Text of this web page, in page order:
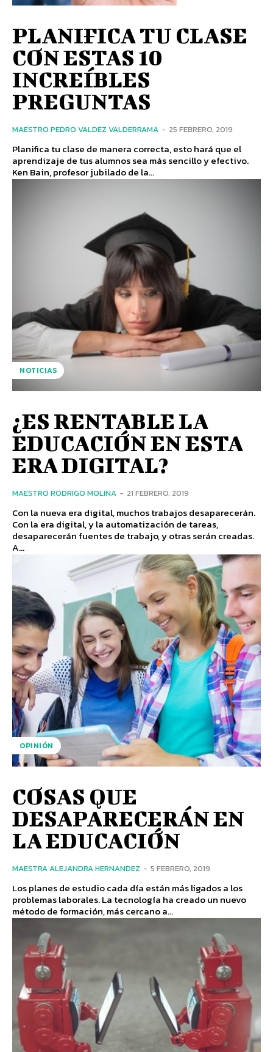
PLANIFICA TU CLASE
CON ESTAS 10
INCREÍBLES
PREGUNTAS
MAESTRO PEDRO VALDEZ VALDERRAMA - 25 FEBRERO, 2019
Planifica tu clase de manera correcta, esto hará que el
aprendizaje de tus alumnos sea más sencillo y efectivo.
Ken Bain, profesor jubilado de la...
NOTICIAS
¿ES RENTABLE LA
EDUCACIÓN EN ESTA
ERA DIGITAL?
MAESTRO RODRIGO MOLINA - 21 FEBRERO, 2019
Con la nueva era digital, muchos trabajos desaparecerán.
Con la era digital, y la automatización de tareas,
desaparecerán fuentes de trabajo, y otras serán creadas.
A...
OPINIÓN
COSAS QUE
DESAPARECERÁN EN
LA EDUCACIÓN
MAESTRA ALEJANDRA HERNANDEZ - 5 FEBRERO, 2019
Los planes de estudio cada día están más ligados a los
problemas laborales. La tecnología ha creado un nuevo
método de formación, más cercano a...